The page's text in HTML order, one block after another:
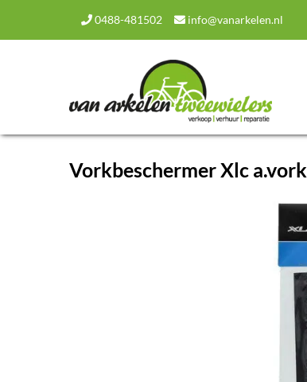
0488-481502 info@vanarkelen.nl
Vorkbeschermer Xlc